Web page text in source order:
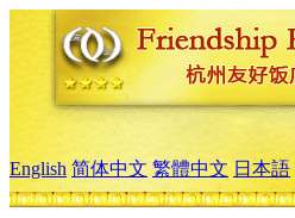
English 简体中文 繁體中文 日本語